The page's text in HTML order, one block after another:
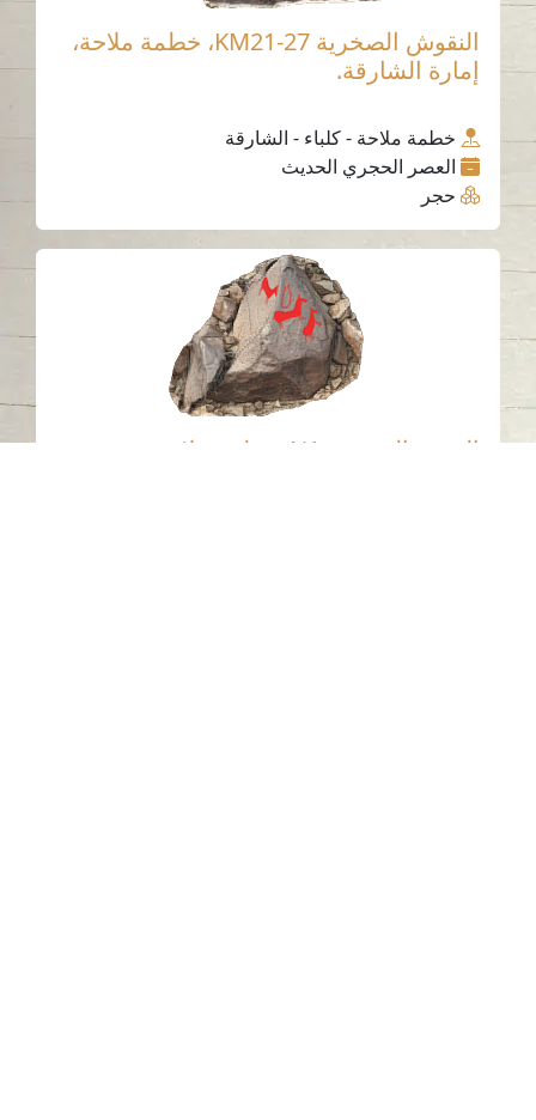
النقوش الصخرية KM21-27، خطمة ملاحة،
إمارة الشارقة.
خطمة ملاحة - كلباء - الشارقة
العصر الحجري الحديث
حجر
النقش الصخري N1، خطمة ملاحة، مدينة